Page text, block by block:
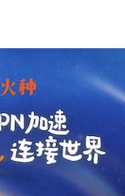
支持 [0] 反对 [0]